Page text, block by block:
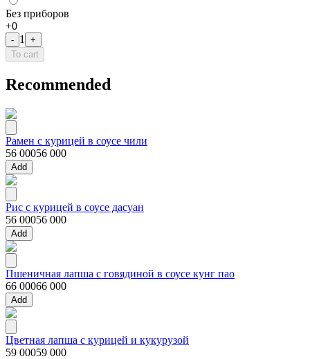
Без приборов
+0
- 1
+
To cart
Recommended
Рамен с курицей в соусе чили
56 00056 000
Add
Рис с курицей в соусе дасуан
56 00056 000
Add
Пшеничная лапша с говядиной в соусе кунг пао
66 00066 000
Add
Цветная лапша с курицей и кукурузой
59 00059 000